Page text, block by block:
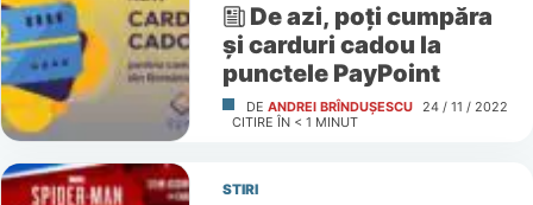
De azi, poți cumpăra
și carduri cadou la
punctele PayPoint
DE ANDREI BRÎNDUȘESCU 24 / 11 / 2022
CITIRE ÎN < 1 MINUT
STIRI